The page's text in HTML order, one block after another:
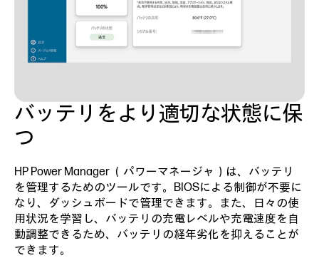
バッテリをより適切な状態に保
つ
HP Power Manager （パワーマネージャ）は、バッテリ
を管理するためのツールです。BIOSによる制御が不要に
なり、ダッシュボードで管理できます。また、日々の使
用状況を学習し、バッテリの充電レベルや充電速度を自
動調整できるため、バッテリの経年劣化を抑えることが
できます。